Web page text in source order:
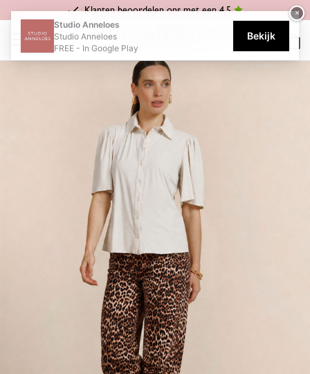
Klanten beoordelen ons met een 4.5
Home Wide fit Lexie leopard summer trousers - multi color
×
Studio Anneloes
Studio Anneloes
FREE - In Google Play
Bekijk